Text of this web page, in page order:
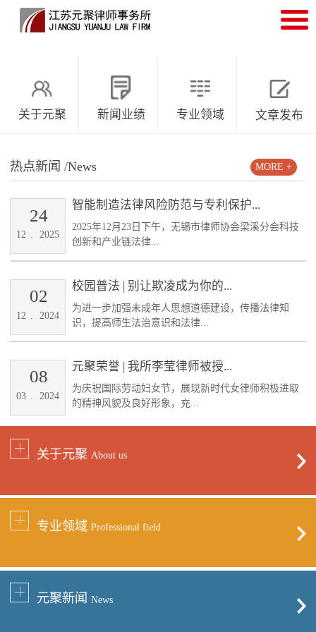
关于元聚 新闻业绩 专业领域 文章发布
热点新闻 /News
智能制造法律风险防范与专利保护...
2025年12月23日下午，无锡市律师协会梁溪分会科技
创新和产业链法律...
12 . 2025
24
校园普法 | 别让欺凌成为你的...
为进一步加强未成年人思想道德建设，传播法律知
识，提高师生法治意识和法律...
12 2024
02
元聚荣誉 | 我所李莹律师被授...
为庆祝国际劳动妇女节，展现新时代女律师积极进取
的精神风貌及良好形象，充...
03 2024
08
MORE +
关于元聚 About us
专业领域 Professional field
元聚新闻 News